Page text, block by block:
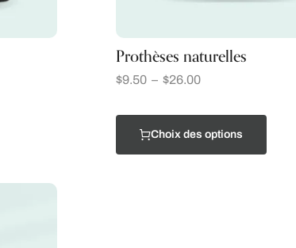
Prothèses naturelles
$9.50 – $26.00
Choix des options